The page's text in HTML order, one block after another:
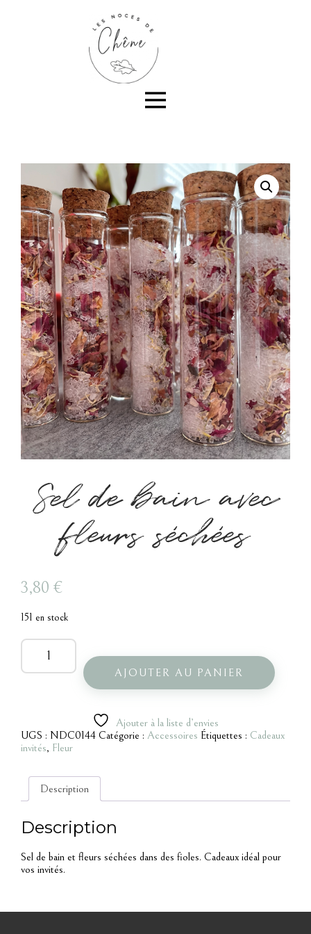
Sel de bain avec
fleurs séchées
3,80 €
151 en stock
quantité
Sel
séchées
AJOUTER AU PANIER
Ajouter à la liste d’envies
UGS : NDC0144 Catégorie : Accessoires Étiquettes : Cadeaux
invités, Fleur
Description
Description
Sel de bain et fleurs séchées dans des fioles. Cadeaux idéal pour
vos invités.